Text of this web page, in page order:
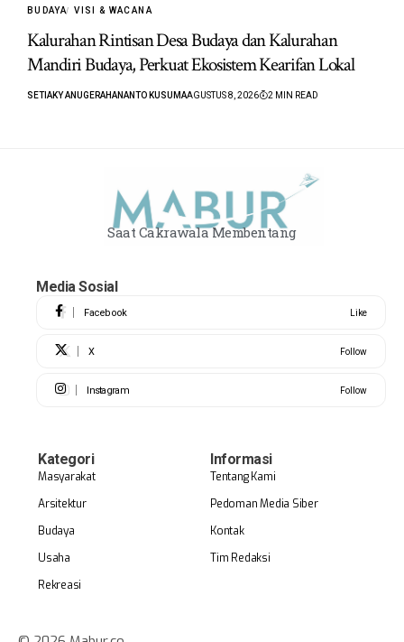
BUDAYA VISI & WACANA
Kalurahan Rintisan Desa Budaya dan Kalurahan
Mandiri Budaya, Perkuat Ekosistem Kearifan Lokal
SETIAKY ANUGERAHANANTO KUSUMAAGUSTUS 8, 2026 2 MIN READ
Saat Cakrawala Membentang
Media Sosial
Facebook Like
X Follow
Instagram Follow
Kategori
Masyarakat
Arsitektur
Budaya
Usaha
Rekreasi
Informasi
Tentang Kami
Pedoman Media Siber
Kontak
Tim Redaksi